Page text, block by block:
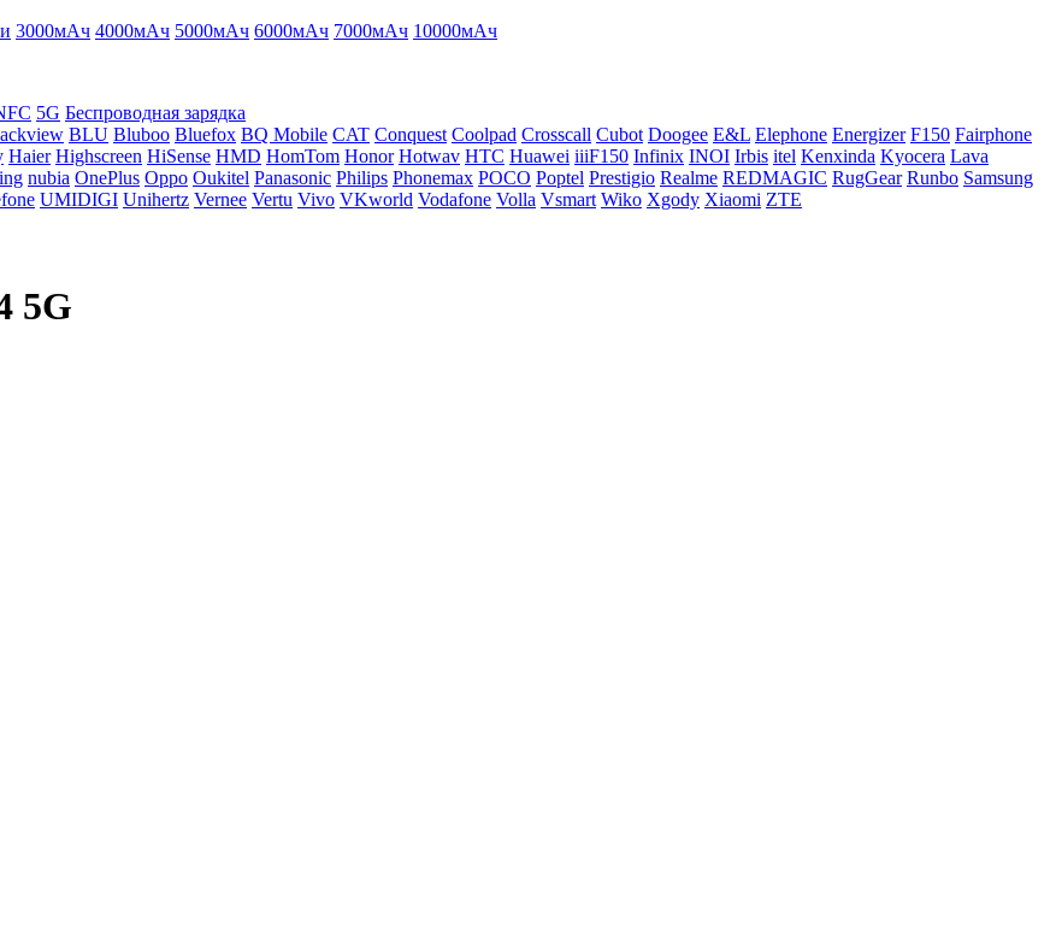
3000мАч 4000мАч 5000мАч 6000мАч 7000мАч 10000мАч
5G Беспроводная зарядка
BLU Bluboo Bluefox BQ Mobile CAT Conquest Coolpad Crosscall Cubot Doogee E&L Elephone Energizer F150 Fairphone
Haier Highscreen HiSense HMD HomTom Honor Hotwav HTC Huawei iiiF150 Infinix INOI Irbis itel Kenxinda Kyocera Lava
nubia OnePlus Oppo Oukitel Panasonic Philips Phonemax POCO Poptel Prestigio Realme REDMAGIC RugGear Runbo Samsung
UMIDIGI Unihertz Vernee Vertu Vivo VKworld Vodafone Volla Vsmart Wiko Xgody Xiaomi ZTE
5G